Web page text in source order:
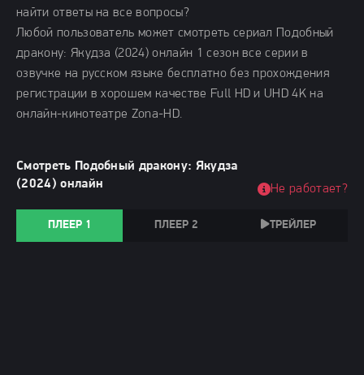
найти ответы на все вопросы?
Любой пользователь может смотреть сериал Подобный
дракону: Якудза (2024) онлайн 1 сезон все серии в
озвучке на русском языке бесплатно без прохождения
регистрации в хорошем качестве Full HD и UHD 4K на
онлайн-кинотеатре Zona-HD.
Смотреть Подобный дракону: Якудза
(2024) онлайн
ПЛЕЕР 1 ПЛЕЕР 2 ТРЕЙЛЕР
Не работает?